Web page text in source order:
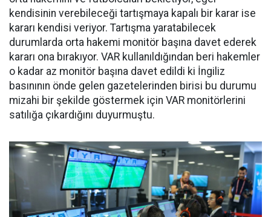
kendisinin verebileceği tartışmaya kapalı bir karar ise
kararı kendisi veriyor. Tartışma yaratabilecek
durumlarda orta hakemi monitör başına davet ederek
kararı ona bırakıyor. VAR kullanıldığından beri hakemler
o kadar az monitör başına davet edildi ki İngiliz
basınının önde gelen gazetelerinden birisi bu durumu
mizahi bir şekilde göstermek için VAR monitörlerini
satılığa çıkardığını duyurmuştu.